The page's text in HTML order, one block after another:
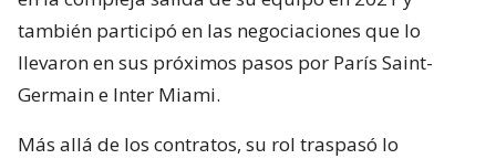
también participó en las negociaciones que lo
llevaron en sus próximos pasos por París Saint-
Germain e Inter Miami.
Más allá de los contratos, su rol traspasó lo